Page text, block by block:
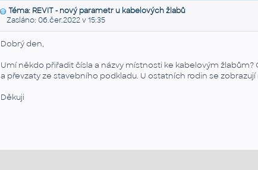
Téma: REVIT - nový parametr u kabelových žlabů
Zasláno: 06.čer.2022 v 15:35
Dobrý den,
Umí někdo přiřadit čísla a názvy místnosti ke kabelovým
a převzaty ze stavebního podkladu. U ostatních rodin se
Děkuji